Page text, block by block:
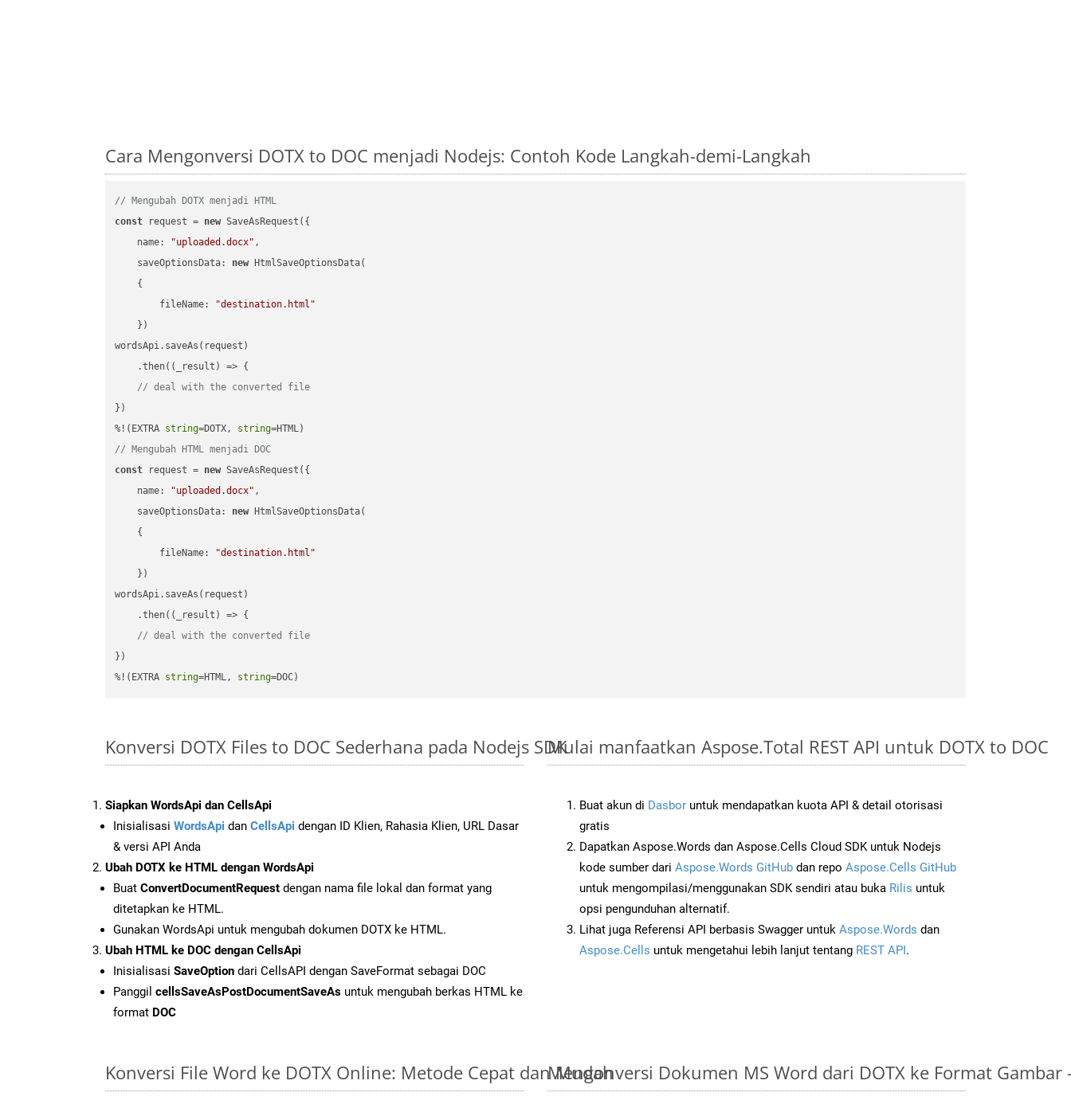
Cara Mengonversi DOTX to DOC menjadi Nodejs: Contoh Kode Langkah-demi-Langkah
// Mengubah DOTX menjadi HTML
const request = new SaveAsRequest({
name: "uploaded.docx" ,
saveOptionsData: new HtmlSaveOptionsData(
    {
fileName:
"destination.html"
    })
wordsApi.saveAs(request)
    .then(
( _result ) => {
// deal with the converted file
})
%!(EXTRA string=DOTX, string
// Mengubah HTML menjadi DOC
const request = new SaveAsRequest({
name: "uploaded.docx" ,
saveOptionsData: new HtmlSaveOptionsData(
    {
fileName:
"destination.html"
    })
wordsApi.saveAs(request)
    .then(
( _result ) => {
// deal with the converted file
})
%!(EXTRA string=HTML, string=DOC)
Konversi DOTX Files to DOC Sederhana pada Nodejs SDK
Siapkan WordsApi dan CellsApi
Inisialisasi WordsApi dan CellsApi dengan ID Klien, Rahasia Klien, URL Dasar
& versi API Anda
Ubah DOTX ke HTML dengan WordsApi
Buat ConvertDocumentRequest dengan nama file lokal dan format yang
ditetapkan ke HTML.
Gunakan WordsApi untuk mengubah dokumen DOTX ke HTML.
Ubah HTML ke DOC dengan CellsApi
Inisialisasi SaveOption dari CellsAPI dengan SaveFormat sebagai DOC
Panggil cellsSaveAsPostDocumentSaveAs untuk mengubah berkas HTML ke
format DOC
Mulai manfaatkan Aspose.Total REST API untuk DOTX to DOC
Buat akun di Dasbor untuk mendapatkan kuota API & detail otorisasi
gratis
Dapatkan Aspose.Words dan Aspose.Cells Cloud SDK untuk Nodejs
kode sumber dari Aspose.Words GitHub dan repo Aspose.Cells GitHub
untuk mengompilasi/menggunakan SDK sendiri atau buka Rilis untuk
opsi pengunduhan alternatif.
Lihat juga Referensi API berbasis Swagger untuk Aspose.Words dan
Aspose.Cells untuk mengetahui lebih lanjut tentang REST API.
Konversi File Word ke DOTX Online: Metode Cepat dan MudahMengonversi Dokumen MS Word dari DOTX ke Format